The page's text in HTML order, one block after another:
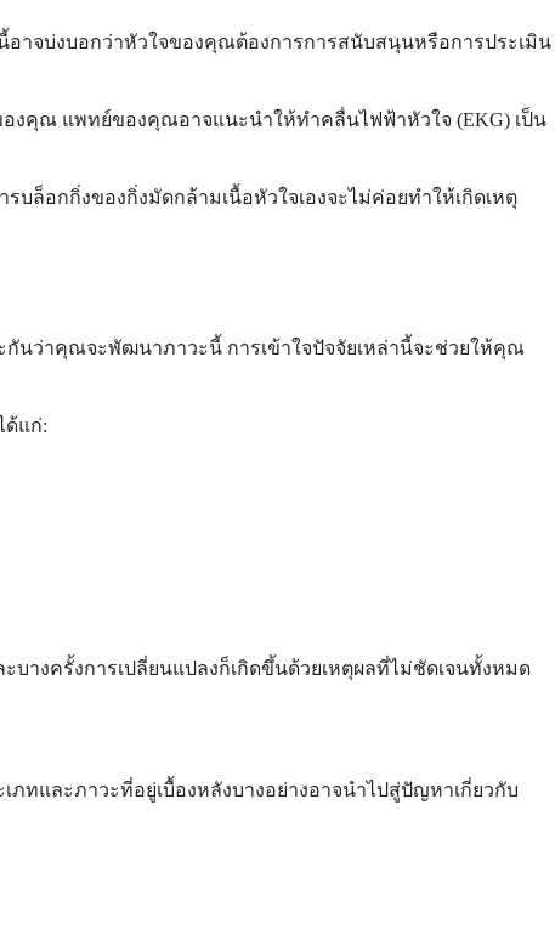
าจบ่งบอกว่าหัวใจของคุณต้องการการสนับสนุนหรือการประเมิน
งคุณ แพทย์ของคุณอาจแนะนำให้ทำคลื่นไฟฟ้าหัวใจ (EKG) เป็น
ล็อกกิ่งของกิ่งมัดกล้ามเนื้อหัวใจเองจะไม่ค่อยทำให้เกิดเหตุ
กันว่าคุณจะพัฒนาภาวะนี้ การเข้าใจปัจจัยเหล่านี้จะช่วยให้คุณ
ด้แก่:
างครั้งการเปลี่ยนแปลงก็เกิดขึ้นด้วยเหตุผลที่ไม่ชัดเจนทั้งหมด
และภาวะที่อยู่เบื้องหลังบางอย่างอาจนำไปสู่ปัญหาเกี่ยวกับ